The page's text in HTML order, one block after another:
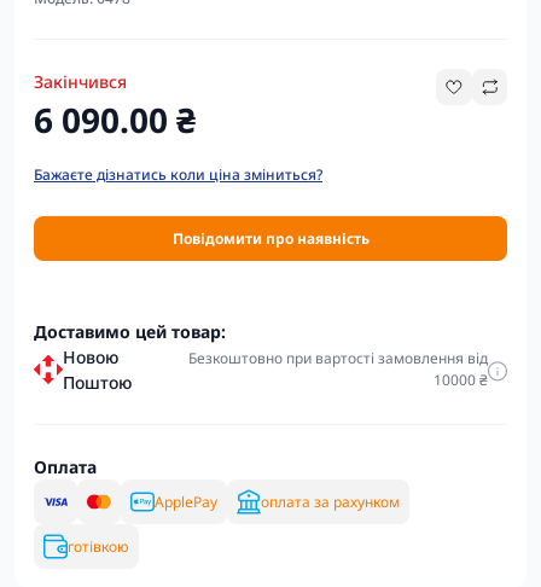
Закінчився
6 090.00 ₴
Бажаєте дізнатись коли ціна зміниться?
Повідомити про наявність
Доставимо цей товар:
Новою
Поштою
Безкоштовно при вартості замовлення від
10000 ₴
Оплата
ApplePay оплата за рахунком
готівкою